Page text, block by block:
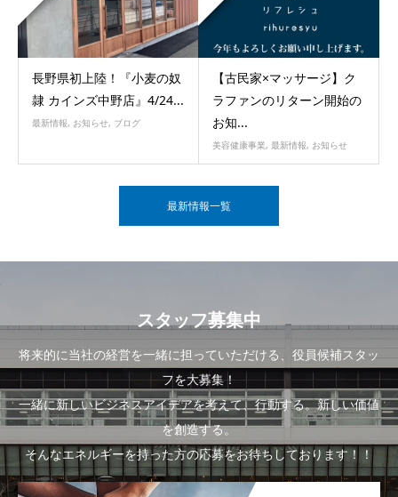
長野県初上陸！『小麦の奴
隷 カインズ中野店』4/24...
最新情報, お知らせ, ブログ
【古民家×マッサージ】ク
ラファンのリターン開始の
お知...
美容健康事業, 最新情報, お知らせ
最新情報一覧
スタッフ募集中
将来的に当社の経営を一緒に担っていただける、役員候補スタッ
フを大募集！
一緒に新しいビジネスアイデアを考えて、行動する。新しい価値
を創造する。
そんなエネルギーを持った方の応募をお待ちしております！！